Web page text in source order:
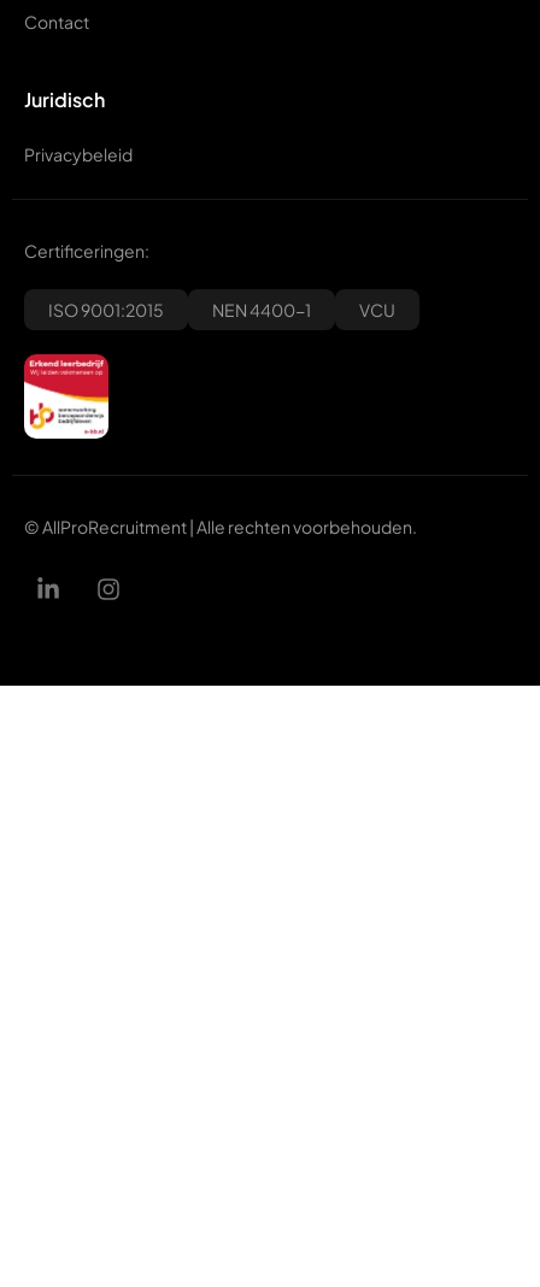
Contact
Juridisch
Privacybeleid
Certificeringen:
ISO 9001:2015 NEN 4400-1 VCU
© AllProRecruitment | Alle rechten voorbehouden.